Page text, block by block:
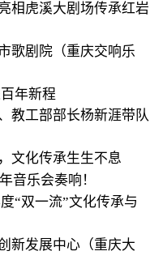
相虎溪大剧场传承红岩
歌剧院（重庆交响乐
年新程
教工部部长杨新涯带队
文化传承生生不息
音乐会奏响！
“双一流”文化传承与
新发展中心（重庆大